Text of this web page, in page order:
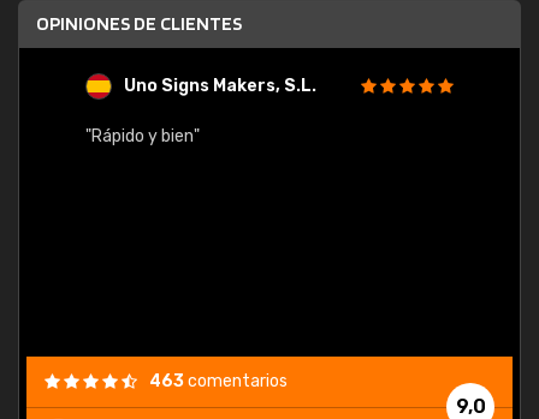
OPINIONES DE CLIENTES
Uno Signs Makers, S.L.
"Rápido y bien"
9,0
463comentarios